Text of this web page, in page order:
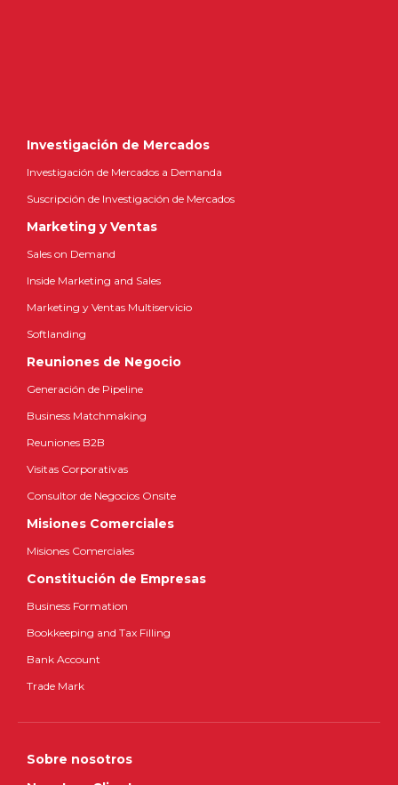
Investigación de Mercados
Investigación de Mercados a Demanda
Suscripción de Investigación de Mercados
Marketing y Ventas
Sales on Demand
Inside Marketing and Sales
Marketing y Ventas Multiservicio
Softlanding
Reuniones de Negocio
Generación de Pipeline
Business Matchmaking
Reuniones B2B
Visitas Corporativas
Consultor de Negocios Onsite
Misiones Comerciales
Misiones Comerciales
Constitución de Empresas
Business Formation
Bookkeeping and Tax Filling
Bank Account
Trade Mark
Sobre nosotros